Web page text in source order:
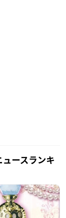
ーナルセーラー
ーちびムーン
ースランキ